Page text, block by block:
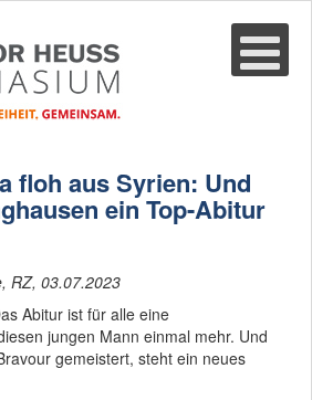
floh aus Syrien: Und
ein Top-Abitur
RZ, 03.07.2023
Abitur ist für alle eine
jungen Mann einmal mehr. Und
gemeistert, steht ein neues